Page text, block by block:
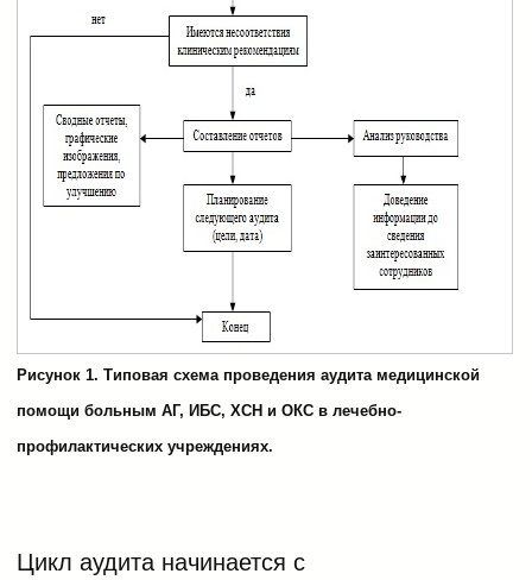
Рисунок 1. Типовая схема проведения аудита медицинской
помощи больным АГ, ИБС, ХСН и ОКС в лечебно-
профилактических учреждениях.
Цикл аудита начинается с